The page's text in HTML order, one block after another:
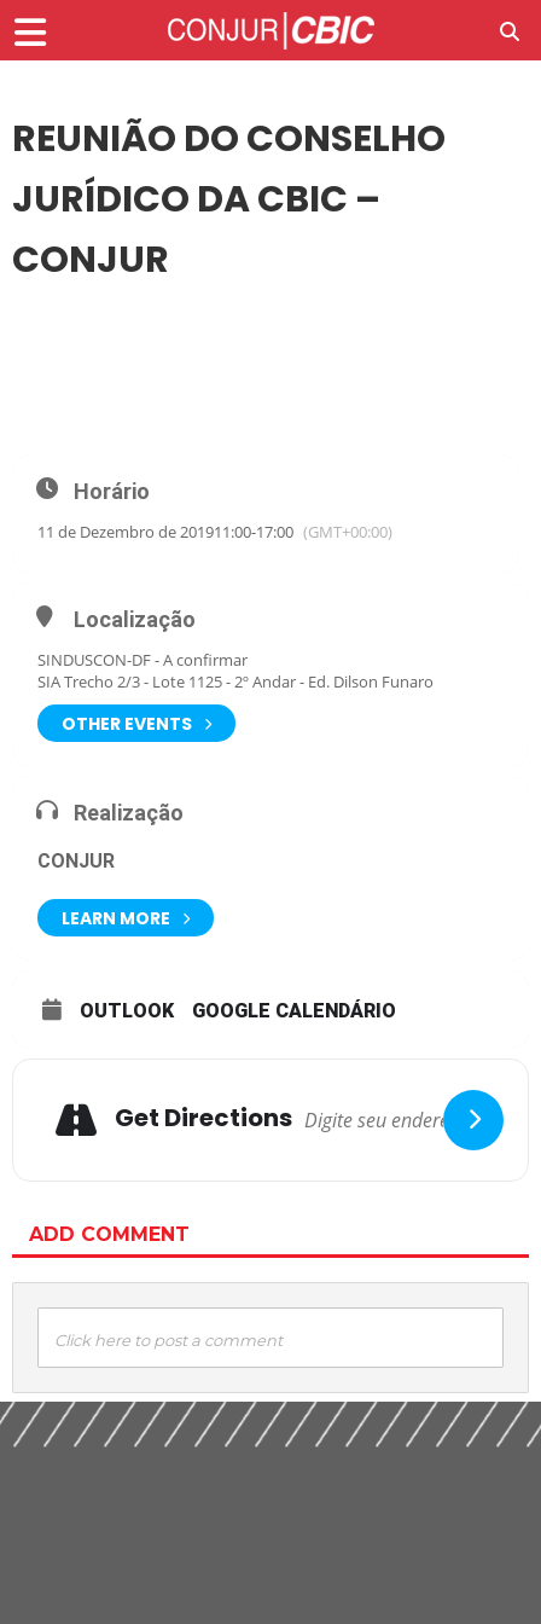
REUNIÃO DO CONSELHO
JURÍDICO DA CBIC –
CONJUR
Horário
11 de Dezembro de 201911:00-17:00 (GMT+00:00)
Localização
SINDUSCON-DF - A confirmar
SIA Trecho 2/3 - Lote 1125 - 2º Andar - Ed. Dilson Funaro
OTHER EVENTS
Realização
CONJUR
LEARN MORE
OUTLOOK GOOGLE CALENDÁRIO
Get Directions
ADD COMMENT
Click here to post a comment